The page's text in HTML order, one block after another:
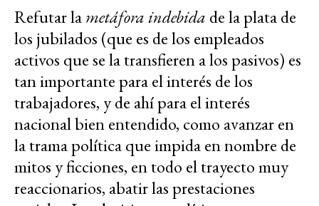
Refutar lametáfora indebida de la plata de
los jubilados (que es de los empleados
activos que se la transfieren a los pasivos) es
tan importante para el interés de los
trabajadores, y de ahí para el interés
nacional bien entendido, como avanzar en
la trama política que impida en nombre de
mitos y ficciones, en todo el trayecto muy
reaccionarios, abatir las prestaciones